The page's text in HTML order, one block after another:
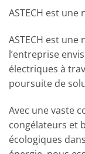
ASTECH est
ASTECH est
l’entreprise
électriques à
poursuite de
Avec une vaste
congélateurs et
écologiques